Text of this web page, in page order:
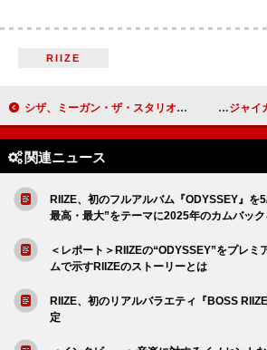
RIIZE
シザ、ミーガン・ザ・スタリオンが直面している“いじめ”に”本当にすごくショックを受けている”とコメント
関連ニュース
RIIZE、初のフルアルバム『ODYSSEY』
最高・最大”をテーマに2025年のカムバッ
＜レポート＞RIIZEの“ODYSSEY”をプレ
ムで示すRIIZEのストーリーとは
RIIZE、初のリアルバラエティ『BOSS
定